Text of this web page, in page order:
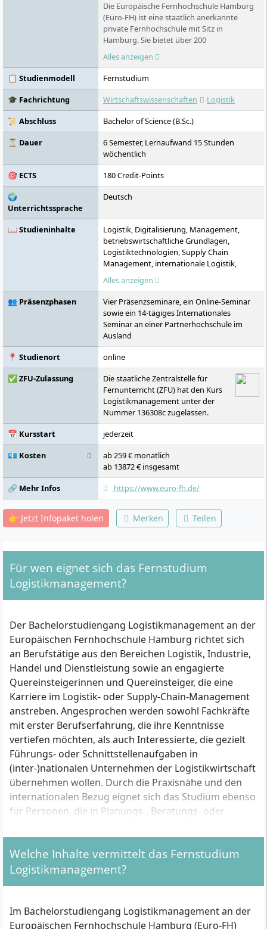
Die Europäische Fernhochschule Hamburg
(Euro-FH) ist eine staatlich anerkannte
private Fernhochschule mit Sitz in
Hamburg. Sie bietet über 200
Studienprogramme in verschiedenen
Fachbereichen an – berufsbegleitend,
flexibel und digital. Als Teil der Klett Gruppe
Betreuung, innovative Lernformate wie die
KI-Lernbegleiterin KILEA und internationale
Studienoptionen. Die Euro-FH ermöglicht
ein Studium auch ohne Abitur sowie den
Zugang zum Masterstudium ohne
Erststudium.
Alles anzeigen
📋 Studienmodell
Fernstudium
🎓 Fachrichtung
Wirtschaftswissenschaften
Logistik
📜 Abschluss
Bachelor of Science (B.Sc.)
⏳ Dauer
6 Semester, Lernaufwand 15 Stunden
wöchentlich
🎯 ECTS
180 Credit-Points
🌍
Unterrichtssprache
Deutsch
📖 Studieninhalte
Logistik, Digitalisierung, Management,
betriebswirtschaftliche Grundlagen,
Logistiktechnologien, Supply Chain
Management, internationale Logistik,
gesetzliche Kenntnisse, organisatorische
Kenntnisse, sprachliche Kenntnisse
Alles anzeigen
👥 Präsenzphasen
Vier Präsenzseminare, ein Online-Seminar
sowie ein 14-tägiges Internationales
Seminar an einer Partnerhochschule im
Ausland
📍 Studienort
online
✅ ZFU-Zulassung
Die staatliche Zentralstelle für
Fernunterricht (ZFU) hat den Kurs
Logistikmanagement unter der
Nummer 136308c zugelassen.
📅 Kursstart
jederzeit
💶 Kosten
ab 259 € monatlich
ab 13872 € insgesamt
🔗 Mehr Infos
https://www.euro-fh.de/
👉 Jetzt Infopaket holen Merken Teilen
Für wen eignet sich das Fernstudium
Logistikmanagement?
Der Bachelorstudiengang Logistikmanagement an der
Europäischen Fernhochschule Hamburg richtet sich
an Berufstätige aus den Bereichen Logistik, Industrie,
Handel und Dienstleistung sowie an engagierte
Quereinsteigerinnen und Quereinsteiger, die eine
Karriere im Logistik- oder Supply-Chain-Management
anstreben. Angesprochen werden sowohl Fachkräfte
mit erster Berufserfahrung, die ihre Kenntnisse
vertiefen möchten, als auch Interessierte, die gezielt
Führungs- oder Schnittstellenaufgaben in
(inter-)nationalen Unternehmen der Logistikwirtschaft
übernehmen wollen. Durch die Praxisnähe und den
internationalen Bezug eignet sich das Studium ebenso
für Personen, die in Planungs-, Beratungs- oder
Welche Zulassungsvoraussetzungen musst du
erfüllen?
Für die Zulassung zum Bachelor Logistikmanagement
gelten folgende formale Voraussetzungen:
Welche Inhalte vermittelt das Fernstudium
Logistikmanagement?
Im Bachelorstudiengang Logistikmanagement an der
Europäischen Fernhochschule Hamburg (Euro-FH)